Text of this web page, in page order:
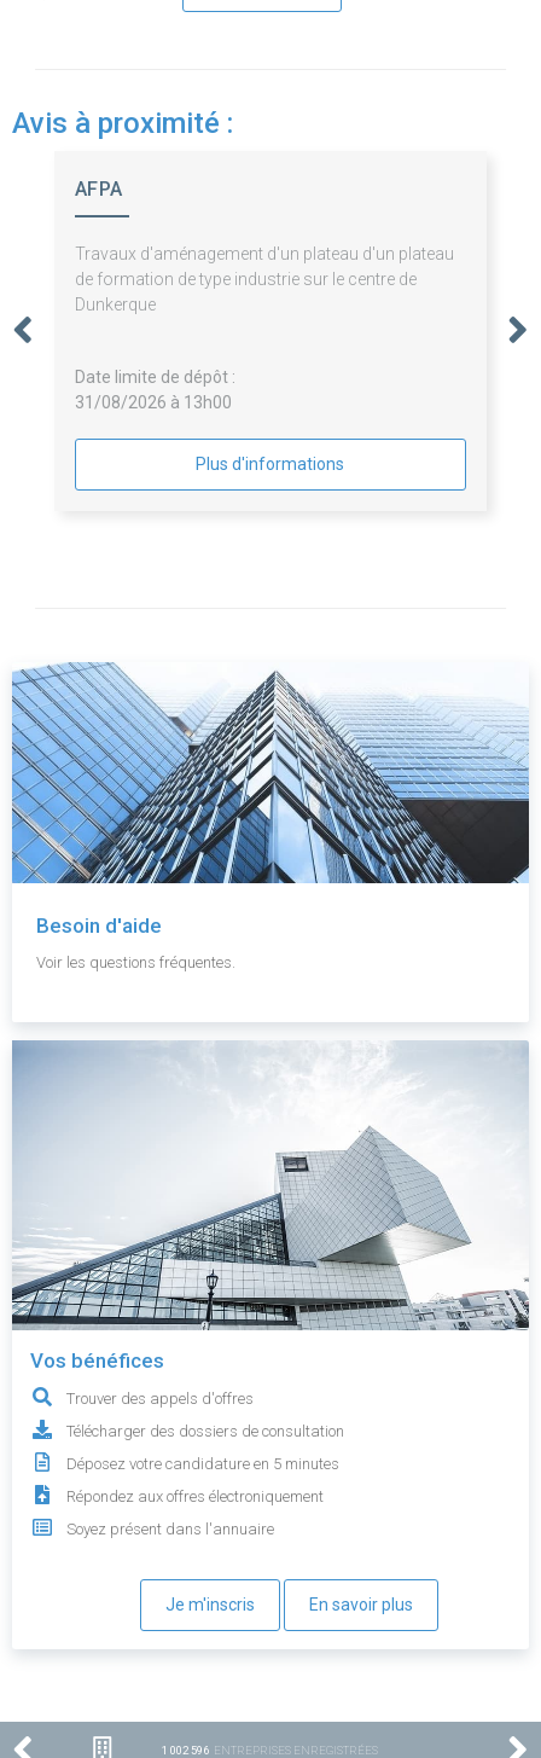
Avis à proximité :
AFPA
Travaux d'aménagement d'un plateau d'un plateau
de formation de type industrie sur le centre de
Dunkerque
Date limite de dépôt :
31/08/2026 à 13h00
Plus d'informations
Besoin d'aide
Voir les questions fréquentes.
Vos bénéfices
Trouver des appels d'offres
Télécharger des dossiers de consultation
Déposez votre candidature en 5 minutes
Répondez aux offres électroniquement
Soyez présent dans l'annuaire
Je m'inscris En savoir plus
1 002 596 ENTREPRISES ENREGISTRÉES